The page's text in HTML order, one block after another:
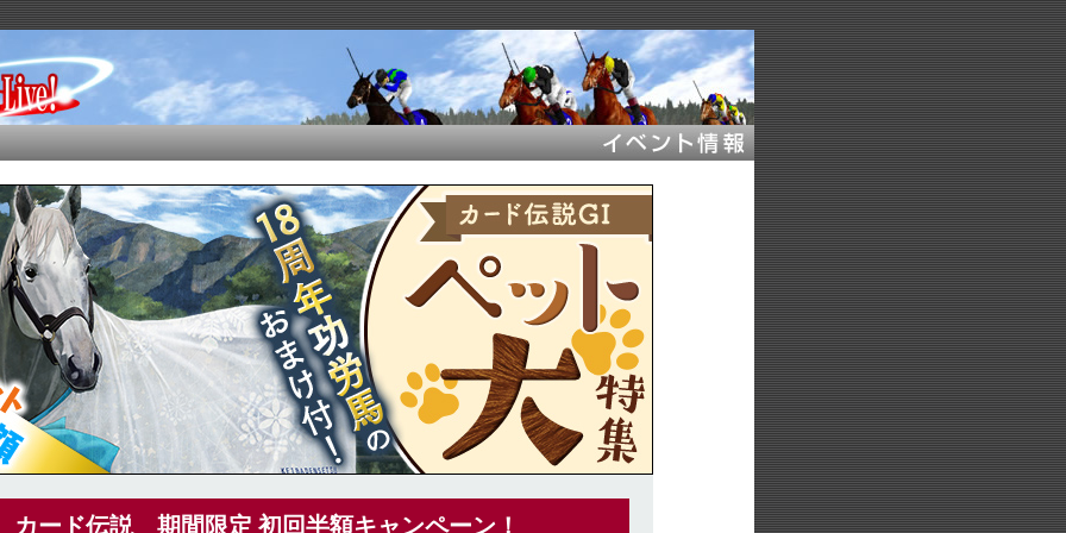
カード伝説 期間限定 初回半額キャンペーン！